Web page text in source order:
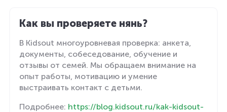
Как вы проверяете нянь?
В Kidsout многоуровневая проверка: анкета,
документы, собеседование, обучение и
отзывы от семей. Мы обращаем внимание на
опыт работы, мотивацию и умение
выстраивать контакт с детьми.
Подробнее: https://blog.kidsout.ru/kak-kidsout-